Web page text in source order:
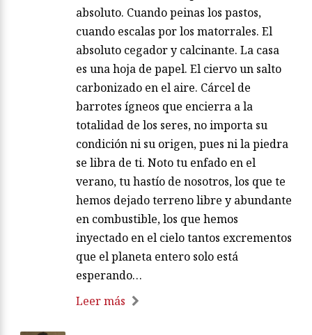
absoluto. Cuando peinas los pastos,
cuando escalas por los matorrales. El
absoluto cegador y calcinante. La casa
es una hoja de papel. El ciervo un salto
carbonizado en el aire. Cárcel de
barrotes ígneos que encierra a la
totalidad de los seres, no importa su
condición ni su origen, pues ni la piedra
se libra de ti. Noto tu enfado en el
verano, tu hastío de nosotros, los que te
hemos dejado terreno libre y abundante
en combustible, los que hemos
inyectado en el cielo tantos excrementos
que el planeta entero solo está
esperando…
Leer más